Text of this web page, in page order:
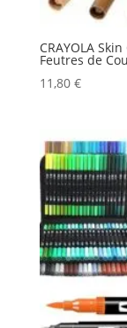
CRAYOLA
Feutres de
11,80 €